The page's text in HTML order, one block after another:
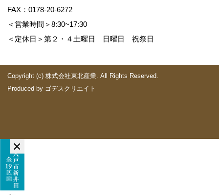
FAX：0178-20-6272
＜営業時間＞8:30~17:30
＜定休日＞第２・４土曜日 日曜日 祝祭日
Copyright (c) 株式会社東北産業. All Rights Reserved.
Produced by ゴデスクリエイト
×